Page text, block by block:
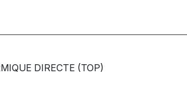
DIRECTE (TOP)